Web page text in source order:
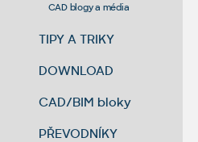
CAD blogy a média
TIPY A TRIKY
DOWNLOAD
CAD/BIM bloky
PŘEVODNÍKY